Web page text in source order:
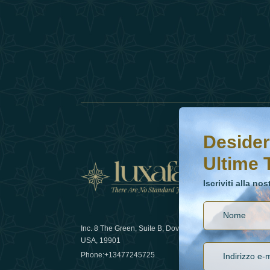
Inc. 8 The Green, Suite B, Dover, DE
USA, 19901
Phone:+13477245725
Come la
lusso nel
Desideri saperne di
Iscriviti alla nostra
Ultime
Iscriviti alla